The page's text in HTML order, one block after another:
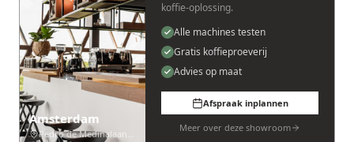
Amsterdam
Pedro de Medinalaan 53
koffie-oplossing.
Alle machines testen
Gratis koffieproeverij
Advies op maat
Afspraak inplannen
Meer over deze showroom